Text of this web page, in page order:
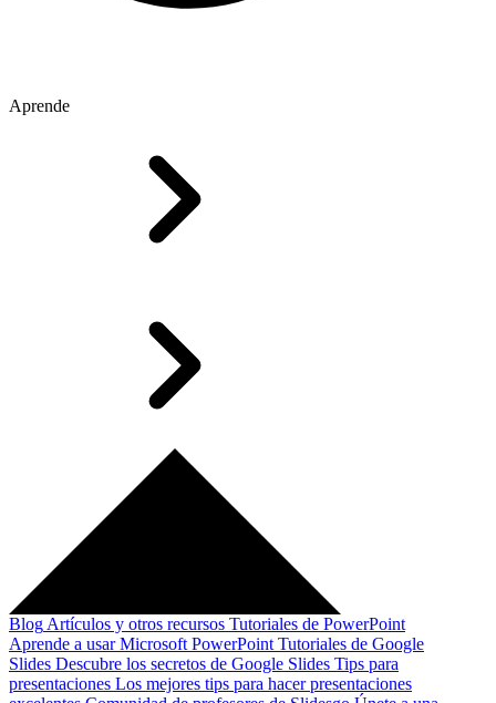
Aprende
Blog Artículos y otros recursos Tutoriales de PowerPoint
Aprende a usar Microsoft PowerPoint Tutoriales de Google
Slides Descubre los secretos de Google Slides Tips para
presentaciones Los mejores tips para hacer presentaciones